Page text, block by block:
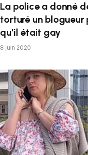
La police a donné
torturé un blogueur
qu'il était gay
8 juin 2020